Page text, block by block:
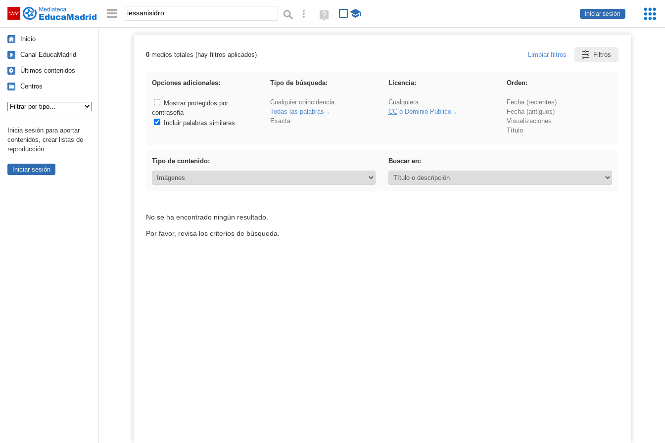
Saltar navegación
Iniciar sesión
Palabra o frase: Búsqueda avanzada
Ayuda
(en
Inicio
Canal EducaMadrid
Últimos contenidos
Centros
Inicia sesión para aportar
contenidos, crear listas de
reproducción...
Iniciar sesión
Resultados de: iessanisidro
0medios totales (hay filtros aplicados) Limpiar filtros Filtros
Opciones adicionales:
Mostrar protegidos por
contraseña
Incluir palabras similares
Tipo de búsqueda:
Cualquier coincidencia
Todas las palabras
Exacta
Licencia:
Cualquiera
CCo Dominio Público
Orden:
Fecha (recientes)
Fecha (antiguos)
Visualizaciones
Título
Tipo de contenido: Buscar en:
No se ha encontrado ningún resultado.
Por favor, revisa los criterios de búsqueda.